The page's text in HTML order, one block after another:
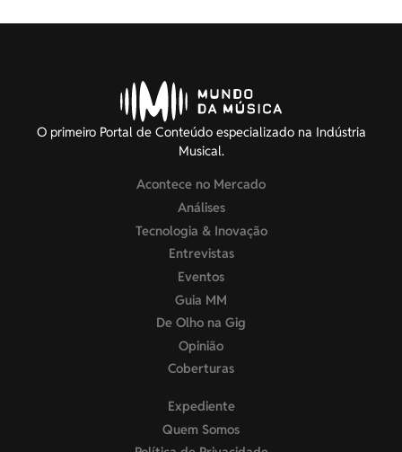
O primeiro Portal de Conteúdo especializado na Indústria
Musical.
Acontece no Mercado
Análises
Tecnologia & Inovação
Entrevistas
Eventos
Guia MM
De Olho na Gig
Opinião
Coberturas
Expediente
Quem Somos